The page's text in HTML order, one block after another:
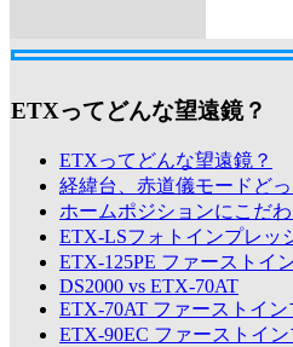
ETXってどんな望遠鏡？
ETXってどんな望遠鏡？
経緯台、赤道儀モードどっ
ホームポジションにこだわ
ETX-LSフォトインプレッ
ETX-125PE ファーストイ
DS2000 vs ETX-70AT
ETX-70AT ファーストイ
ETX-90EC ファーストイ